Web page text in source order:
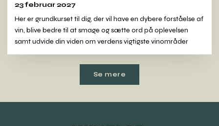
23 februar 2027
Her er grundkurset til dig, der vil have en dybere forståelse af
vin, blive bedre til at smage og sætte ord på oplevelsen
samt udvide din viden om verdens vigtigste vinområder
Se mere